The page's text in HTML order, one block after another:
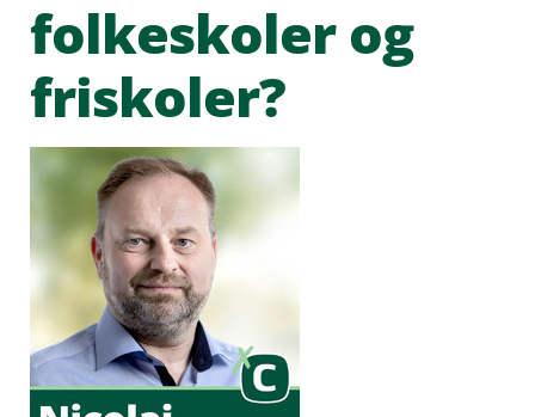
folkeskoler og
friskoler?